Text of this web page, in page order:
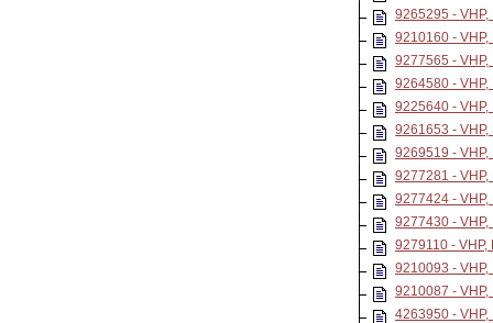
9265295 - VHP,
9210160 - VHP,
9277565 - VHP,
9264580 - VHP,
9225640 - VHP,
9261653 - VHP,
9269519 - VHP,
9277281 - VHP,
9277424 - VHP,
9277430 - VHP,
9279110 - VHP,
9210093 - VHP,
9210087 - VHP,
4263950 - VHP,